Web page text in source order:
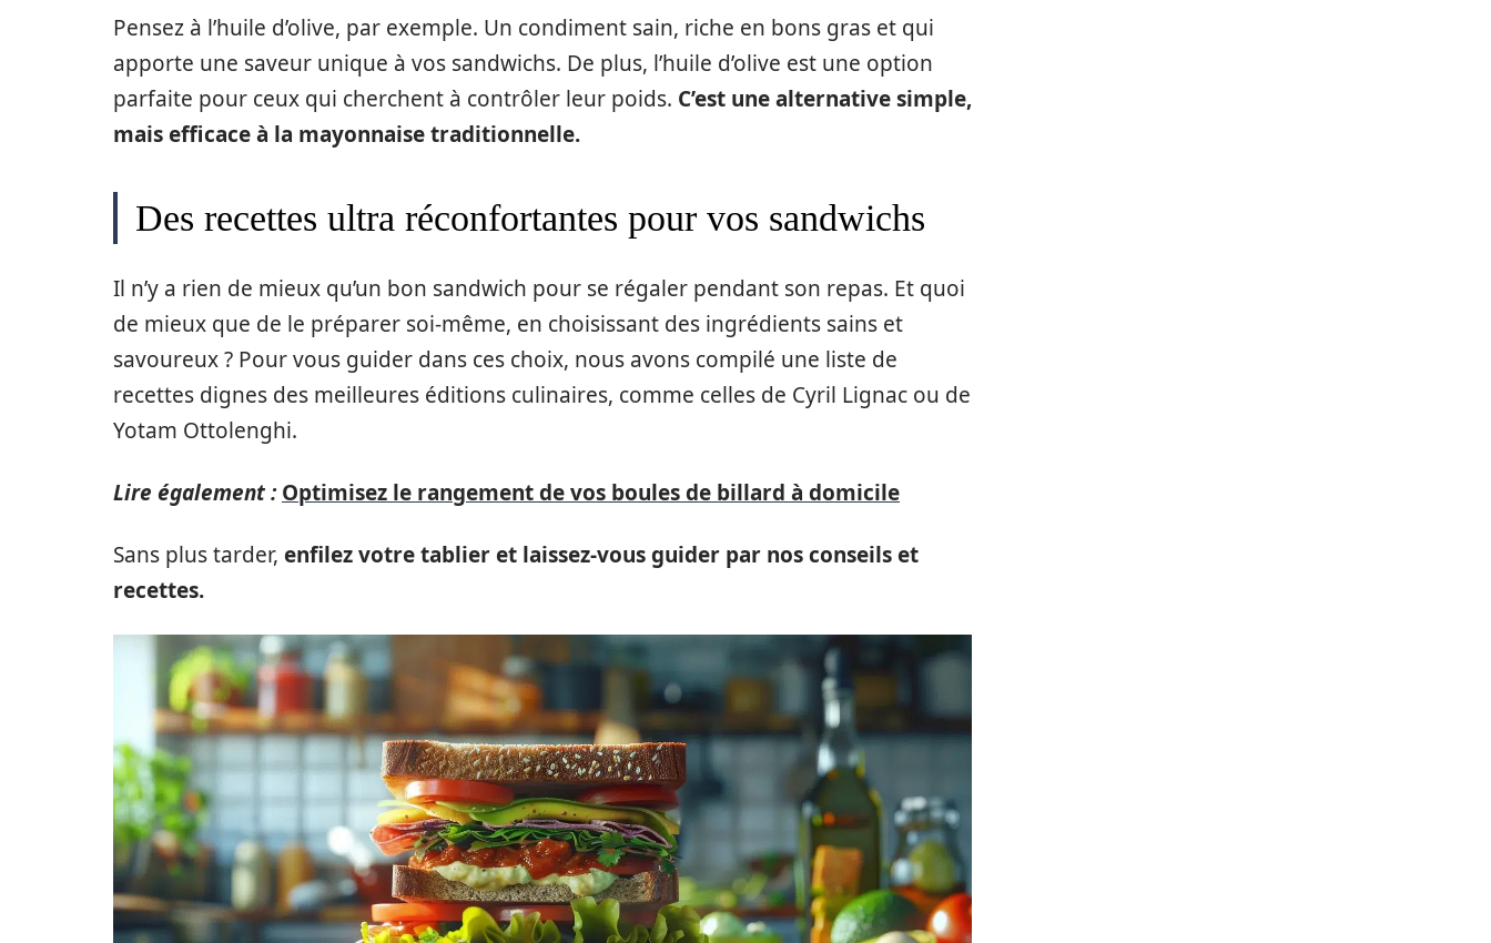
Pensez à l’huile d’olive, par exemple. Un condiment sain, riche en bons gras et qui
apporte une saveur unique à vos sandwichs. De plus, l’huile d’olive est une option
parfaite pour ceux qui cherchent à contrôler leur poids. C’est une alternative simple,
mais efficace à la mayonnaise traditionnelle.
Des recettes ultra réconfortantes pour vos sandwichs
Il n’y a rien de mieux qu’un bon sandwich pour se régaler pendant son repas. Et quoi
de mieux que de le préparer soi-même, en choisissant des ingrédients sains et
savoureux ? Pour vous guider dans ces choix, nous avons compilé une liste de
recettes dignes des meilleures éditions culinaires, comme celles de Cyril Lignac ou de
Yotam Ottolenghi.
Lire également : Optimisez le rangement de vos boules de billard à domicile
Sans plus tarder, enfilez votre tablier et laissez-vous guider par nos conseils et
recettes.